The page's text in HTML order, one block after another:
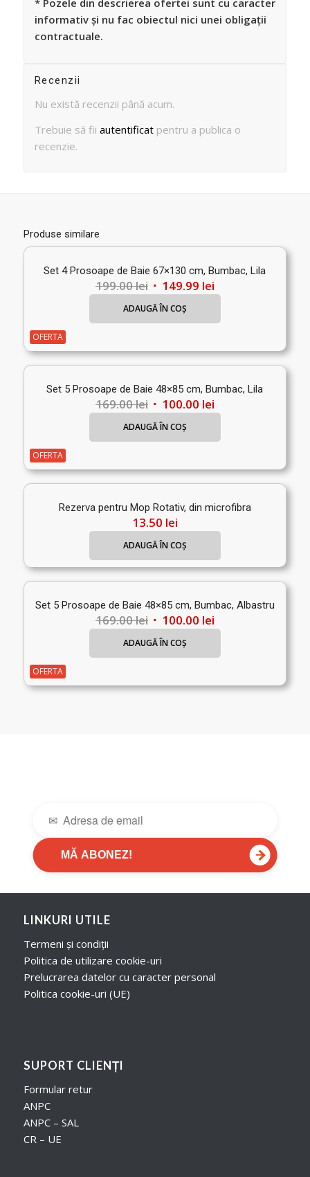
informativ și nu fac obiectul nici unei obligații
contractuale.
Recenzii
Nu există recenzii până acum.
Trebuie să fii autentificatpentru a publica o
recenzie.
Produse similare
Set 4 Prosoape de Baie 67×130 cm, Bumbac, Lila
199.00lei Prețul
inițial
199.00 lei.
149.99 leiPrețul
curent
este:
ADAUGĂ ÎN COȘ
OFERTA
Set 5 Prosoape de Baie 48×85 cm, Bumbac, Lila
169.00lei Prețul
inițial
169.00 lei.
100.00 leiPrețul
curent
este:
ADAUGĂ ÎN COȘ
OFERTA
Rezerva pentru Mop Rotativ, din microfibra
13.50 lei
ADAUGĂ ÎN COȘ
Set 5 Prosoape de Baie 48×85 cm, Bumbac, Albastru
169.00lei Prețul
inițial
169.00 lei.
100.00 leiPrețul
curent
este:
ADAUGĂ ÎN COȘ
OFERTA
MĂ ABONEZ! →
LINKURI UTILE
Termeni și condiții
Politica de utilizare cookie-uri
Prelucrarea datelor cu caracter personal
Politica cookie-uri (UE)
SUPORT CLIENȚI
Formular retur
ANPC
ANPC – SAL
CR – UE